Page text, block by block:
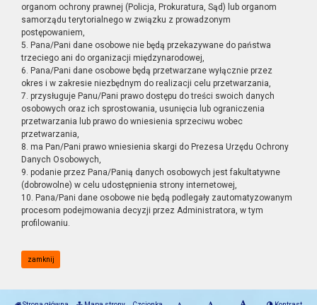
organom ochrony prawnej (Policja, Prokuratura, Sąd) lub organom
samorządu terytorialnego w związku z prowadzonym
postępowaniem,
5. Pana/Pani dane osobowe nie będą przekazywane do państwa
trzeciego ani do organizacji międzynarodowej,
6. Pana/Pani dane osobowe będą przetwarzane wyłącznie przez
okres i w zakresie niezbędnym do realizacji celu przetwarzania,
7. przysługuje Panu/Pani prawo dostępu do treści swoich danych
osobowych oraz ich sprostowania, usunięcia lub ograniczenia
przetwarzania lub prawo do wniesienia sprzeciwu wobec
przetwarzania,
8. ma Pan/Pani prawo wniesienia skargi do Prezesa Urzędu Ochrony
Danych Osobowych,
9. podanie przez Pana/Panią danych osobowych jest fakultatywne
(dobrowolne) w celu udostępnienia strony internetowej,
10. Pana/Pani dane osobowe nie będą podlegały zautomatyzowanym
procesom podejmowania decyzji przez Administratora, w tym
profilowaniu.
zamknij